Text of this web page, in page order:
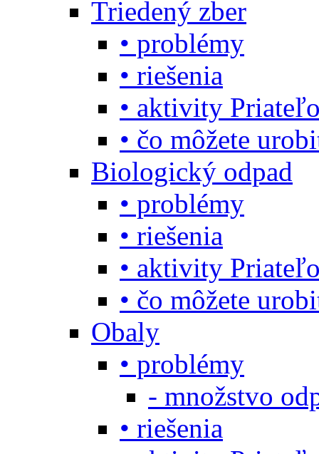
Triedený zber
• problémy
• riešenia
• aktivity
• čo môžete
Biologický odpad
• problémy
• riešenia
• aktivity
• čo môžete
Obaly
• problémy
- množstvo
• riešenia